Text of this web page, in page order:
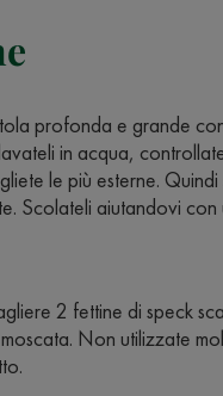
profonda e grande
in acqua,
le più esterne.
Scolateli aiutandovi con
2 fettine di speck
Non utilizzate